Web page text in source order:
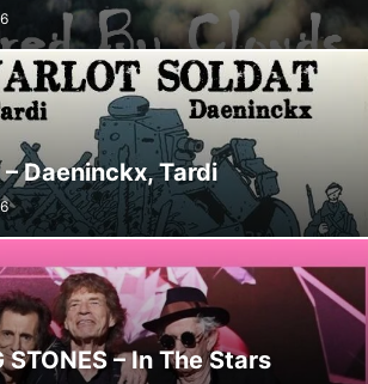
Daeninckx, Tardi
STONES – In The Stars